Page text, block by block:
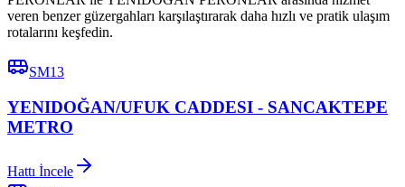
veren benzer güzergahları karşılaştırarak daha hızlı ve pratik ulaşım
rotalarını keşfedin.
SM13
YENIDOĞAN/UFUK CADDESI - SANCAKTEPE
METRO
Hattı İncele